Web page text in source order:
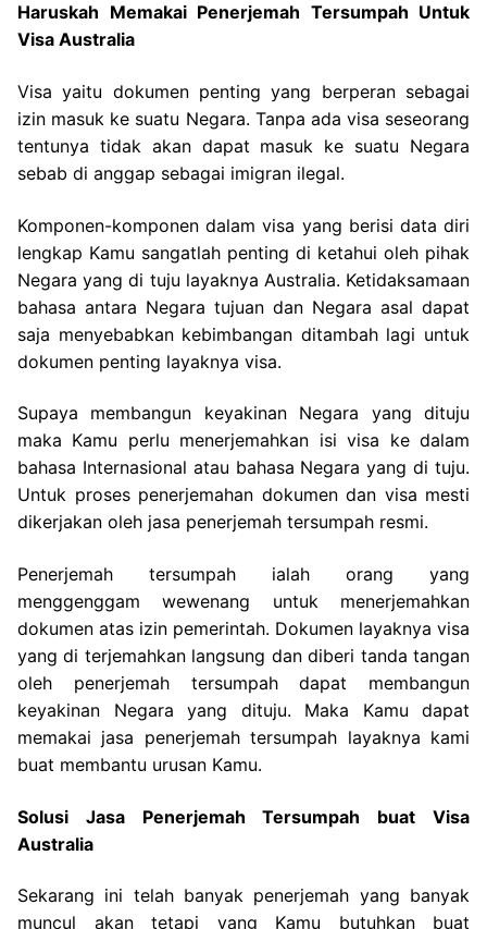
Haruskah Memakai Penerjemah Tersumpah Untuk
Visa Australia
Visa yaitu dokumen penting yang berperan sebagai
izin masuk ke suatu Negara. Tanpa ada visa seseorang
tentunya tidak akan dapat masuk ke suatu Negara
sebab di anggap sebagai imigran ilegal.
Komponen-komponen dalam visa yang berisi data diri
lengkap Kamu sangatlah penting di ketahui oleh pihak
Negara yang di tuju layaknya Australia. Ketidaksamaan
bahasa antara Negara tujuan dan Negara asal dapat
saja menyebabkan kebimbangan ditambah lagi untuk
dokumen penting layaknya visa.
Supaya membangun keyakinan Negara yang dituju
maka Kamu perlu menerjemahkan isi visa ke dalam
bahasa Internasional atau bahasa Negara yang di tuju.
Untuk proses penerjemahan dokumen dan visa mesti
dikerjakan oleh jasa penerjemah tersumpah resmi.
Penerjemah tersumpah ialah orang yang
menggenggam wewenang untuk menerjemahkan
dokumen atas izin pemerintah. Dokumen layaknya visa
yang di terjemahkan langsung dan diberi tanda tangan
oleh penerjemah tersumpah dapat membangun
keyakinan Negara yang dituju. Maka Kamu dapat
memakai jasa penerjemah tersumpah layaknya kami
buat membantu urusan Kamu.
Solusi Jasa Penerjemah Tersumpah buat Visa
Australia
Sekarang ini telah banyak penerjemah yang banyak
muncul akan tetapi yang Kamu butuhkan buat